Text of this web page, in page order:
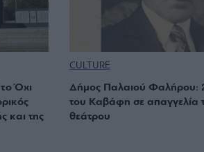
Όχι
και της
CULTURE
Δήμος Παλαιού Φαλήρου:
του Καβάφη σε απαγγελία
θεάτρου